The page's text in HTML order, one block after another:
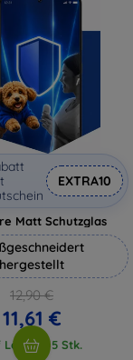
EXTRA10
Matt Schutzglas
hergestellt
12,90 €
11,61 €
Lager > 5 Stk.